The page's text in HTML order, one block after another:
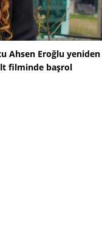
Ahsen Eroğlu yeniden
filminde başrol